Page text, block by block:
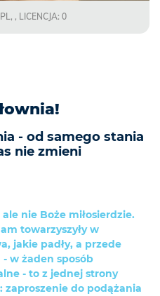
, LICENCJA: 0
- od samego stania
nie zmieni
nie Boże miłosierdzie.
towarzyszyły w
jakie padły, a przede
w żaden sposób
- to z jednej strony
zaproszenie do podążania